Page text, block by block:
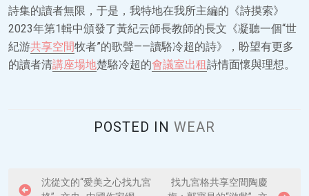
詩集的讀者無限，于是，我特地在我所主編的《詩摸索》
2023年第1輯中頒發了黃紀云師長教師的長文《凝聽一個“世
紀游共享空間牧者”的歌聲——讀駱冷超的詩》，盼望有更多
的讀者清講座場地楚駱冷超的會議室出租詩情面懷與理想。
POSTED IN WEAR
P
沈從文的“愛美之心找九宮
找九宮格共享空間陶慶